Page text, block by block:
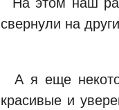
свернули на
А я еще
красивые и